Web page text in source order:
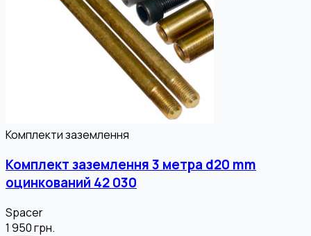
Комплекти заземлення
Комплект заземлення 3 метра d20 mm
оцинкований 42 030
Spacer
1 950грн.